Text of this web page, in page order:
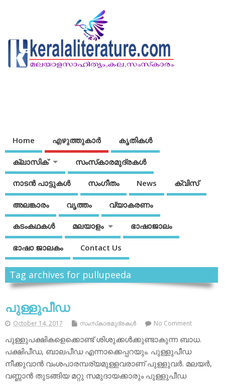
Home എഴുത്തുകാര്‍ കൃതികൾ
ക്ലാസിക് സംസ്‌കാരമുദ്രകള്‍
നാടന്‍ പാട്ടുകള്‍ സംഗീതം News ക്വിസ്
അലങ്കാരം വൃത്തം വ്യാകരണം
കടംകഥകള്‍ മലയാളം ഭാഷാജാലം
ഭാഷാ ജാലകം Contact Us
Tag archives for pullupeeda
പുള്ളുപീഡ
October 14, 2017 സംസ്‌കാരമുദ്രകള്‍ No Comment
പുള്ളുപക്ഷികളെക്കൊണ്ട് ശിശുക്കള്‍ക്കുണ്ടാകുന്ന ബാധ.
പക്ഷിപീഡ, ബാലപീഡ എന്നാക്കെപ്പറയും. പുള്ളുപീഡ
നീക്കുവാന്‍ വംശപാരമ്പര്യമുള്ളവരാണ് പുള്ളുവര്‍. മലയര്‍,
വണ്ണാന്‍ തുടങ്ങിയ മറ്റു സമുദായക്കാരും പുള്ളുപീഡ